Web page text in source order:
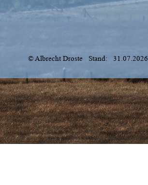
© Albrecht Droste   Stand:   31.07.2026